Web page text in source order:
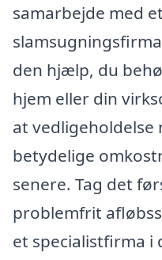
samarbejde med
den hjælp, du
hjem eller din
at vedligeholdelse
betydelige
senere. Tag det
problemfrit
et specialistfirma i